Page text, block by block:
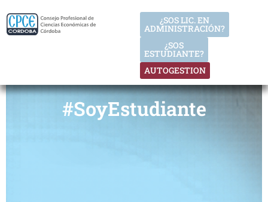
AUTOGESTION
¿SOS
ESTUDIANTE?
¿SOS LIC. EN
ADMINISTRACIÓN?
#SoyEstudiante